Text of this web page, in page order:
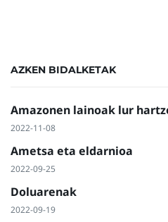
AZKEN BIDALKETAK
Amazonen lainoak lur
2022-11-08
Ametsa eta eldarnioa
2022-09-25
Doluarenak
2022-09-19